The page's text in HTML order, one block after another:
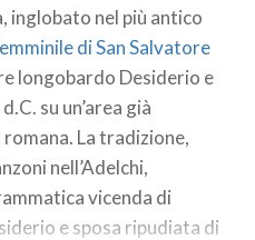
inglobato nel più antico
di San Salvatore
longobardo Desiderio e
su un’area già
La tradizione,
nell’Adelchi,
vicenda di
e sposa ripudiata di